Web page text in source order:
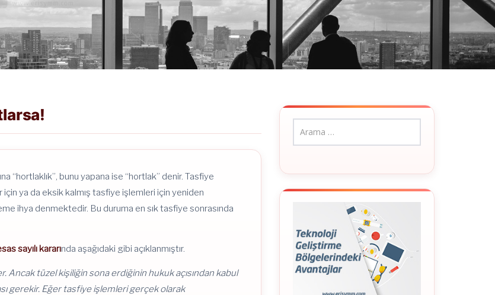
“hortlaklık”, bunu yapana ise “hortlak” denir. Tasfiye
ya da eksik kalmış tasfiye işlemleri için yeniden
ihya denmektedir. Bu duruma en sık tasfiye sonrasında
sayılı kararında aşağıdaki gibi açıklanmıştır.
Ancak tüzel kişiliğin sona erdiğinin hukuk açısından kabul
gerekir. Eğer tasfiye işlemleri gerçek olarak